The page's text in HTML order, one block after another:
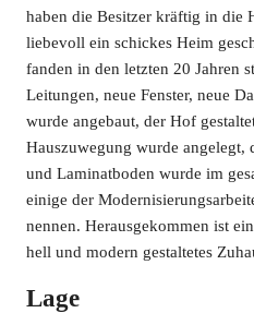
haben die Besitzer kräftig in die
liebevoll ein schickes Heim
fanden in den letzten 20 Jahren
Leitungen, neue Fenster, neue
wurde angebaut, der Hof
Hauszuwegung wurde angelegt,
und Laminatboden wurde im
einige der
nennen. Herausgekommen ist
hell und modern gestaltetes
Lage